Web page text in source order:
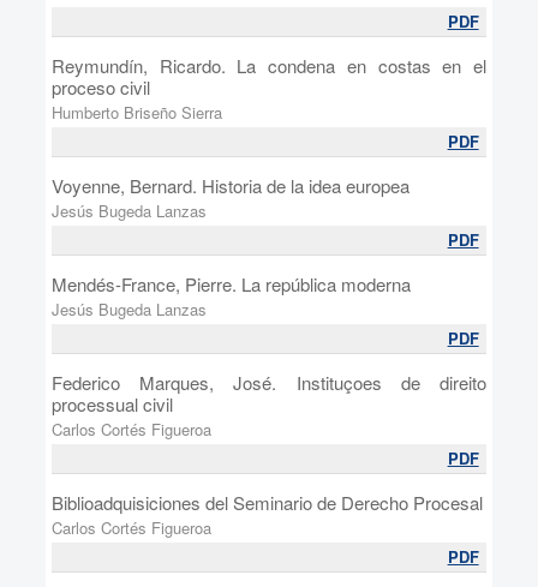
PDF
Reymundín, Ricardo. La condena en costas en el
proceso civil
Humberto Briseño Sierra
PDF
Voyenne, Bernard. Historia de la idea europea
Jesús Bugeda Lanzas
PDF
Mendés-France, Pierre. La república moderna
Jesús Bugeda Lanzas
PDF
Federico Marques, José. Instituçoes de direito
processual civil
Carlos Cortés Figueroa
PDF
Biblioadquisiciones del Seminario de Derecho Procesal
Carlos Cortés Figueroa
PDF